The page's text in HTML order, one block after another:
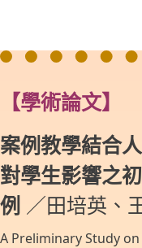
【學術論文】
案例教學結合
對學生影響之
例 ／田培英、
A Preliminary Study